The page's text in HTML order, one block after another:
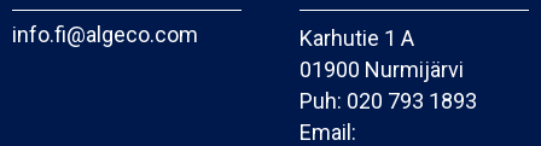
info.fi@algeco.com
Karhutie 1 A
01900 Nurmijärvi
Puh: 020 793 1893
Email: